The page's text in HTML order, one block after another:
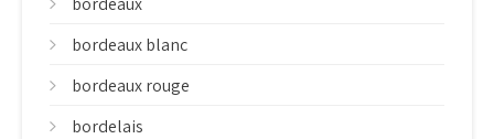
bordeaux blanc
bordeaux rouge
bordelais